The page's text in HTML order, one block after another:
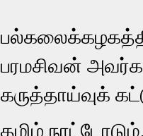
பரமசிவன்
கருத்தாய்வுக்
தமிழ்